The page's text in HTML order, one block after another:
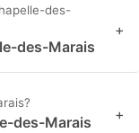
des-
des-Marais
+
des-Marais +